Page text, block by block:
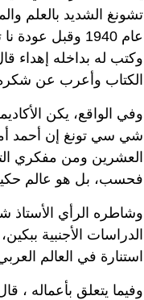
تشونغ الشديد بالعلم
عام 1940 وقبل
وكتب له بداخله إهداء
الكتاب وأعرب عن
وفي الواقع، يكن
شي سي تونغ إن أحمد
العشرين ومن مفكري
فحسب، بل هو عالم
وشاطره الرأي الأستاذ
الدراسات الأجنبية
استنارة في العالم
وفيما يتعلق بأعماله ،